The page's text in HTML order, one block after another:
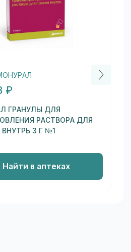
₽
ГРАНУЛЫ ДЛЯ
РАСТВОРА ДЛЯ
3 Г №1
Найти в аптеках